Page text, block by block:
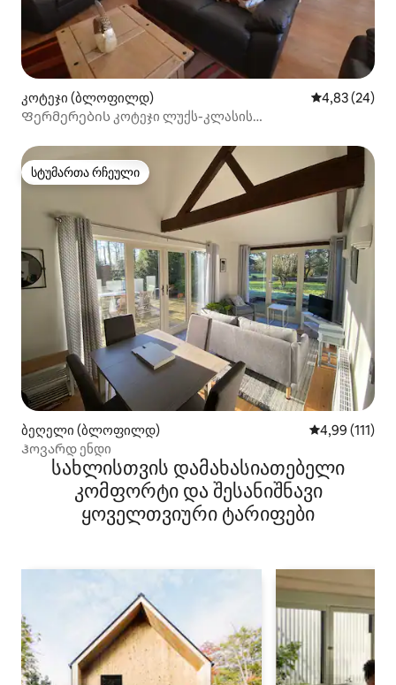
კოტეჯი (ბლოფილდ) საშუალო
4,83 (24)
Ფერმერების კოტეჯი ლუქს-კლასის
სტუმართა რჩეული
სტუმართა რჩეული
ბეღელი (ბლოფილდ) საშუალო
4,99 (111)
Ჰოვარდ ენდი
სახლისთვის დამახასიათებელი
კომფორტი და შესანიშნავი
ყოველთვიური ტარიფები